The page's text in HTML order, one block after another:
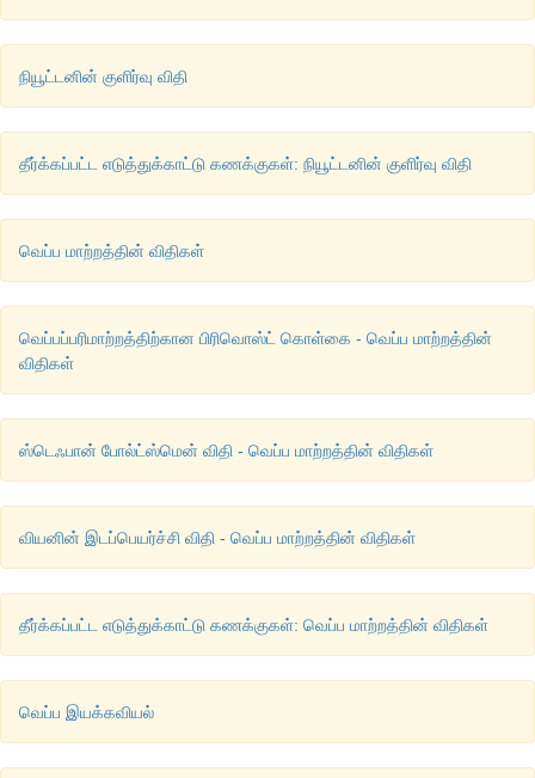
நியூட்டனின் குளிர்வு விதி
தீர்க்கப்பட்ட எடுத்துக்காட்டு கணக்குகள்: நியூட்டனின் குளிர்வு விதி
வெப்ப மாற்றத்தின் விதிகள்
வெப்பப்பரிமாற்றத்திற்கான பிரிவொஸ்ட் கொள்கை - வெப்ப மாற்றத்தின்
விதிகள்
ஸ்டெஃபான் போல்ட்ஸ்மென் விதி - வெப்ப மாற்றத்தின் விதிகள்
வியனின் இடப்பெயர்ச்சி விதி - வெப்ப மாற்றத்தின் விதிகள்
தீர்க்கப்பட்ட எடுத்துக்காட்டு கணக்குகள்: வெப்ப மாற்றத்தின் விதிகள்
வெப்ப இயக்கவியல்